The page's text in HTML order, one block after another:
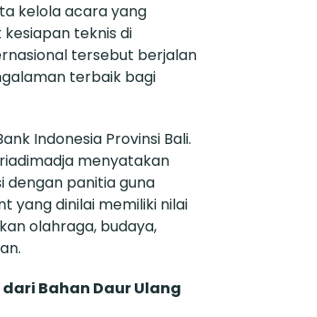
kelola acara yang
teknis di
tersebut berjalan
terbaik bagi
Indonesia Provinsi Bali.
menyatakan
dengan panitia guna
yang dinilai memiliki nilai
olahraga, budaya,
Bahan Daur Ulang